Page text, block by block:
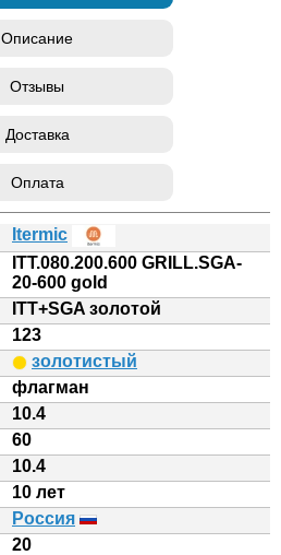
Описание
Отзывы
Доставка
Оплата
Itermic
ITT.080.200.600 GRILL.SGA-
20-600 gold
ITT+SGA золотой
123
золотистый
флагман
10.4
60
10.4
10 лет
Россия
20